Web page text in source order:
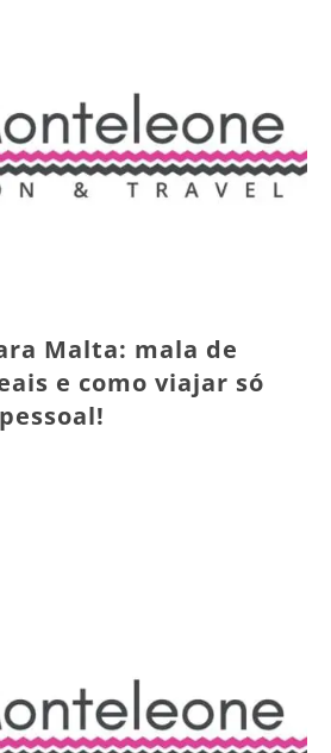
Malta: mala de
e como viajar só